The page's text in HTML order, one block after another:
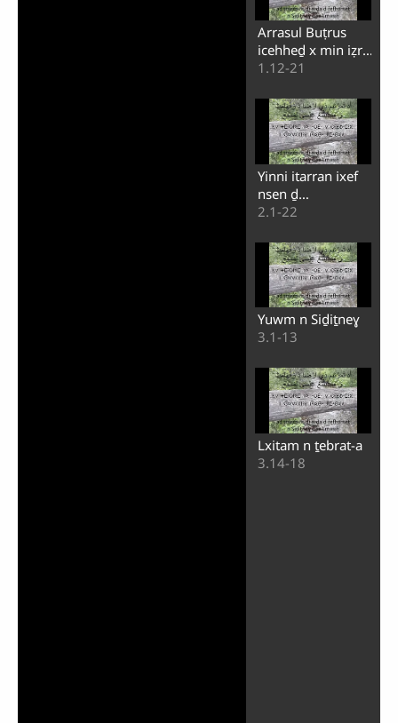
Arrasul Buṭrus
icehheḏ x min iẓra
s ṯiṭṭawin nnes
1.12-21
Yinni itarran ixef
nsen ḏ
imseȓmaḏen
2.1-22
Yuwm n Siḏiṯneɣ
3.1-13
Lxitam n ṯebrat-a
3.14-18